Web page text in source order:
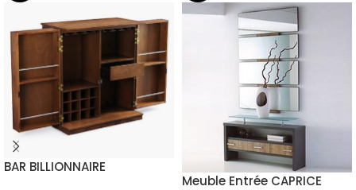
BAR BILLIONNAIRE
Meuble Entrée CAPRICE